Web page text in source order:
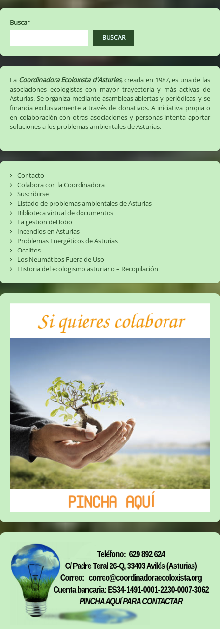
Buscar
BUSCAR
La Coordinadora Ecoloxista d'Asturies, creada en 1987, es una de las
asociaciones ecologistas con mayor trayectoria y más activas de
Asturias. Se organiza mediante asambleas abiertas y periódicas, y se
financia exclusivamente a través de donativos. A iniciativa propia o
en colaboración con otras asociaciones y personas intenta aportar
soluciones a los problemas ambientales de Asturias.
Contacto
Colabora con la Coordinadora
Suscribirse
Listado de problemas ambientales de Asturias
Biblioteca virtual de documentos
La gestión del lobo
Incendios en Asturias
Problemas Energéticos de Asturias
Ocalitos
Los Neumáticos Fuera de Uso
Historia del ecologismo asturiano – Recopilación